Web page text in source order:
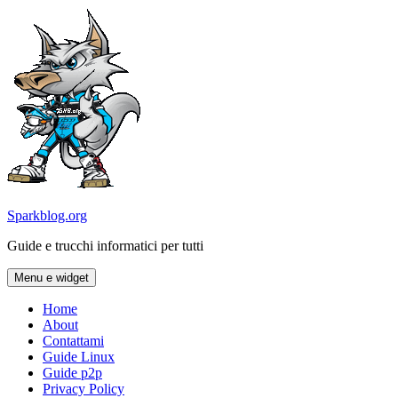
contenuto
Sparkblog.org
Guide e trucchi informatici per tutti
Menu e widget
Home
About
Contattami
Guide Linux
Guide p2p
Privacy Policy